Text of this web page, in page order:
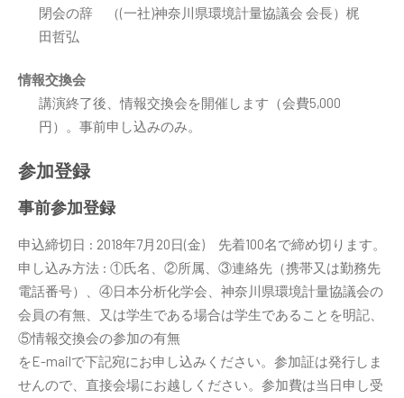
閉会の辞 （(一社)神奈川県環境計量協議会 会長）梶
田哲弘
情報交換会
講演終了後、情報交換会を開催します（会費5,000
円）。事前申し込みのみ。
参加登録
事前参加登録
申込締切日 : 2018年7月20日(金) 先着100名で締め切ります。
申し込み方法 : ①氏名、②所属、③連絡先（携帯又は勤務先
電話番号）、④日本分析化学会、神奈川県環境計量協議会の
会員の有無、又は学生である場合は学生であることを明記、
⑤情報交換会の参加の有無
をE-mailで下記宛にお申し込みください。参加証は発行しま
せんので、直接会場にお越しください。参加費は当日申し受